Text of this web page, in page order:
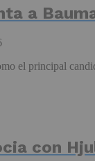
a
el principal
con